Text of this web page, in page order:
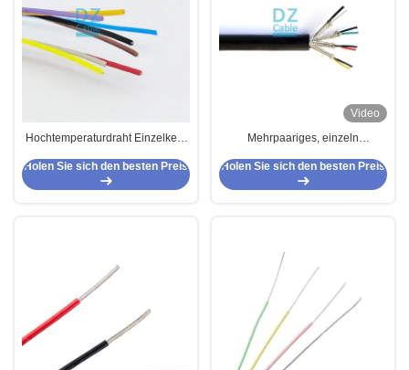
Hochtemperaturdraht Einzelkern
ETFE
Holen Sie sich den besten Preis
Video
Mehrpaariges, einzeln
FEP-Computerkabel – 4 Paare
18AWG 450/750V
Holen Sie sich den besten Preis